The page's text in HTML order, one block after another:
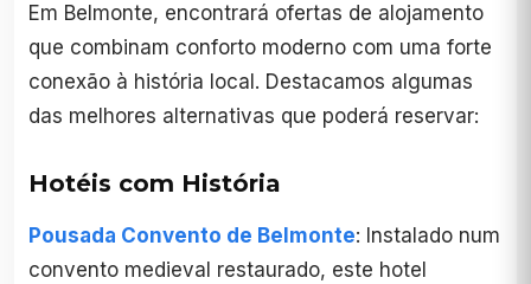
Em Belmonte, encontrará ofertas de alojamento
que combinam conforto moderno com uma forte
conexão à história local. Destacamos algumas
das melhores alternativas que poderá reservar:
Hotéis com História
Pousada Convento de Belmonte: Instalado num
convento medieval restaurado, este hotel